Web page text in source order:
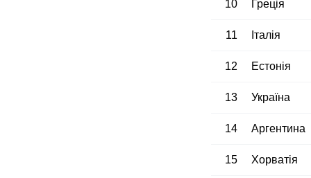
10 Греція
11 Італія
12 Естонія
13 Україна
14 Аргентина
15 Хорватія